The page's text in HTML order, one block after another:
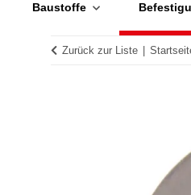
Baustoffe
Zurück zur Liste